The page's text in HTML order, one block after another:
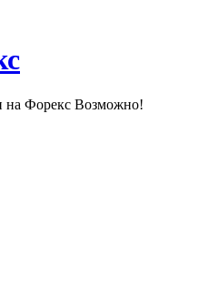
нa Форекс Возможно!